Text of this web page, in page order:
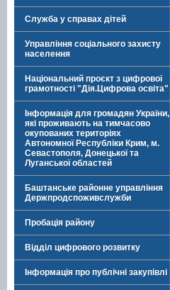
Служба у справах дітей
Управління соціального захисту
населення
Національний проєкт з цифрової
грамотності "Дія.Цифрова освіта"
Інформація для громадян України,
які проживають на тимчасово
окупованих територіях
Автономної Республіки Крим, м.
Севастополя, Донецької та
Луганської областей
Баштанське районне управління
Держпродспоживслужби
Пробація району
Відділ цифрового розвитку
Інформація про публічні закупівлі